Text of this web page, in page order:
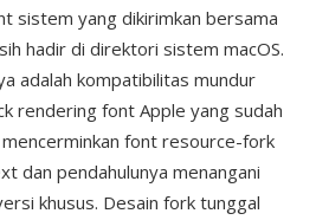
sistem yang dikirimkan bersama
hadir di direktori sistem macOS.
adalah kompatibilitas mundur
rendering font Apple yang sudah
font resource-fork
dan pendahulunya menangani
khusus. Desain fork tunggal